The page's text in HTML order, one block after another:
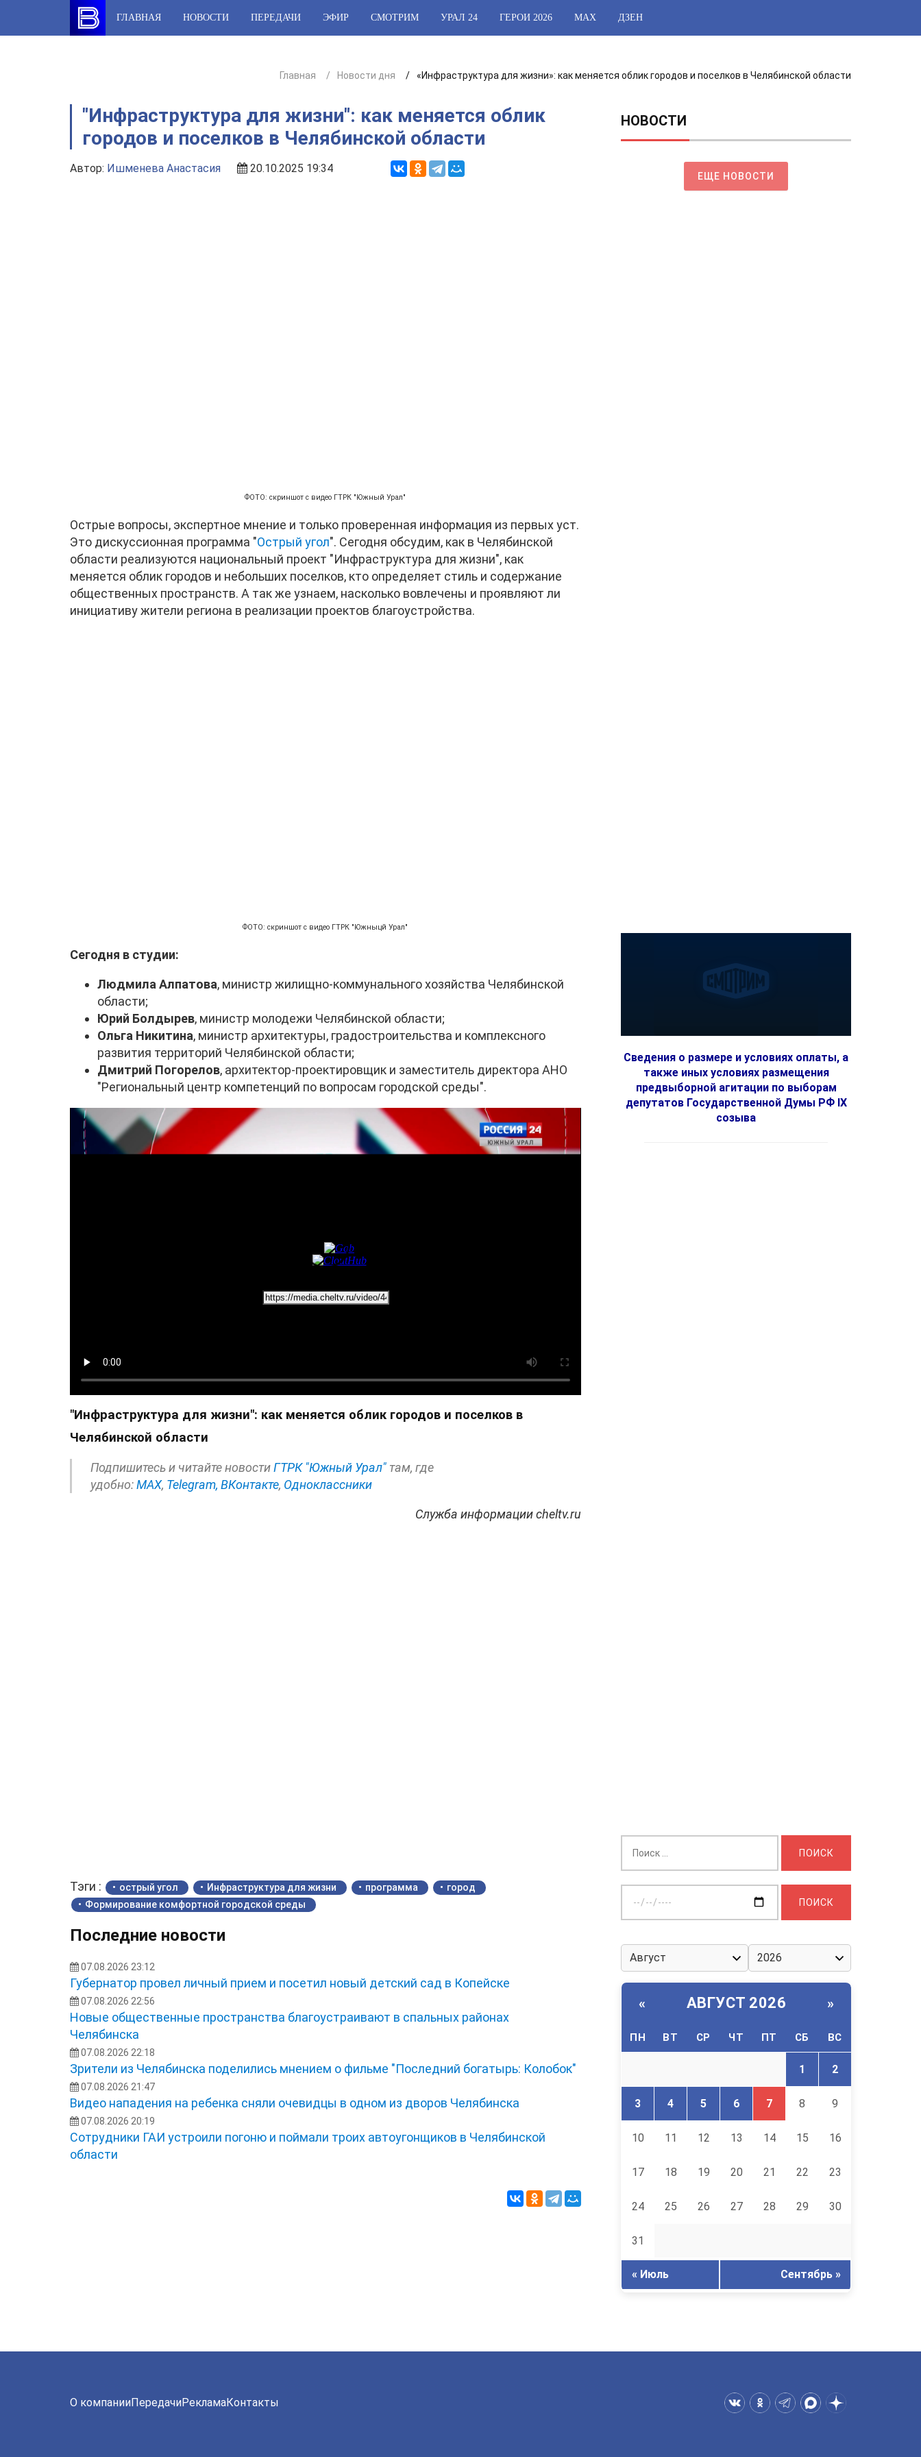
content
ГЛАВНАЯ НОВОСТИ ПЕРЕДАЧИ ЭФИР СМОТРИМ УРАЛ 24 ГЕРОИ 2026 МАХ ДЗЕН
Главная Новости дня «Инфраструктура для жизни»: как меняется облик городов и поселков в Челябинской области
"Инфраструктура для жизни": как меняется облик
городов и поселков в Челябинской области
Автор: Ишменева Анастасия 20.10.2025 19:34
ФОТО: скриншот с видео ГТРК "Южный Урал"
Острые вопросы, экспертное мнение и только проверенная информация из первых уст.
Это дискуссионная программа "Острый угол". Сегодня обсудим, как в Челябинской
области реализуются национальный проект "Инфраструктура для жизни", как
меняется облик городов и небольших поселков, кто определяет стиль и содержание
общественных пространств. А так же узнаем, насколько вовлечены и проявляют ли
инициативу жители региона в реализации проектов благоустройства.
ФОТО: скриншот с видео ГТРК "Южныцй Урал"
Сегодня в студии:
Людмила Алпатова, министр жилищно-коммунального хозяйства Челябинской
области;
Юрий Болдырев, министр молодежи Челябинской области;
Ольга Никитина, министр архитектуры, градостроительства и комплексного
развития территорий Челябинской области;
Дмитрий Погорелов, архитектор-проектировщик и заместитель директора АНО
"Региональный центр компетенций по вопросам городской среды".
"Инфраструктура для жизни": как меняется облик городов и поселков в
Челябинской области
Подпишитесь и читайте новостиГТРК "Южный Урал" там, где
удобно:МАХ, Telegram, ВКонтакте, Одноклассники
Служба информации cheltv.ru
Тэги : острый угол Инфраструктура для жизни программа
город
Формирование комфортной городской среды
Последние новости
07.08.2026 23:12
Губернатор провел личный прием и посетил новый детский сад в Копейске
07.08.2026 22:56
Новые общественные пространства благоустраивают в спальных районах
Челябинска
07.08.2026 22:18
Зрители из Челябинска поделились мнением о фильме "Последний богатырь: Колобок"
07.08.2026 21:47
Видео нападения на ребенка сняли очевидцы в одном из дворов Челябинска
07.08.2026 20:19
Сотрудники ГАИ устроили погоню и поймали троих автоугонщиков в Челябинской
области
НОВОСТИ
ЕЩЕ НОВОСТИ
Сведения о размере и условиях оплаты, а
также иных условиях размещения
предвыборной агитации по выборам
депутатов Государственной Думы РФ IX
созыва
дату:
« АВГУСТ 2026 »
ПН ВТ СР ЧТ ПТ СБ ВС
1 2
3 4 5 6 7 8 9
10 11 12 13 14 15 16
17 18 19 20 21 22 23
24 25 26 27 28 29 30
31
« Июль Сентябрь »
О компанииПередачиРекламаКонтакты